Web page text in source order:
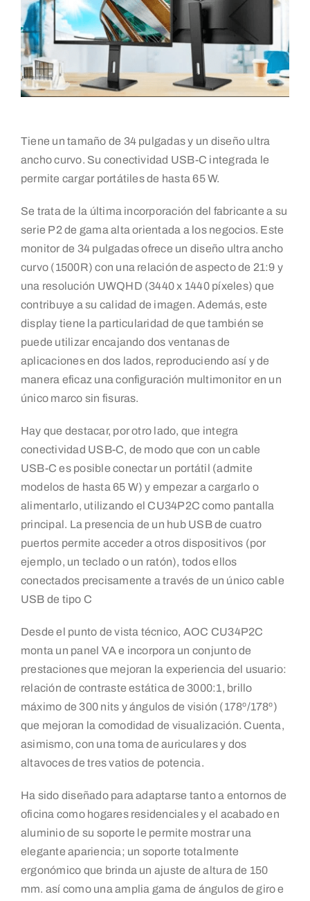
Tiene un tamaño de 34 pulgadas y un diseño ultra
ancho curvo. Su conectividad USB-C integrada le
permite cargar portátiles de hasta 65 W.
Se trata de la última incorporación del fabricante a su
serie P2 de gama alta orientada a los negocios. Este
monitor de 34 pulgadas ofrece un diseño ultra ancho
curvo (1500R) con una relación de aspecto de 21:9 y
una resolución UWQHD (3440 x 1440 píxeles) que
contribuye a su calidad de imagen. Además, este
display tiene la particularidad de que también se
puede utilizar encajando dos ventanas de
aplicaciones en dos lados, reproduciendo así y de
manera eficaz una configuración multimonitor en un
único marco sin fisuras.
Hay que destacar, por otro lado, que integra
conectividad USB-C, de modo que con un cable
USB-C es posible conectar un portátil (admite
modelos de hasta 65 W) y empezar a cargarlo o
alimentarlo, utilizando el CU34P2C como pantalla
principal. La presencia de un hub USB de cuatro
puertos permite acceder a otros dispositivos (por
ejemplo, un teclado o un ratón), todos ellos
conectados precisamente a través de un único cable
USB de tipo C
Desde el punto de vista técnico, AOC CU34P2C
monta un panel VA e incorpora un conjunto de
prestaciones que mejoran la experiencia del usuario:
relación de contraste estática de 3000:1, brillo
máximo de 300 nits y ángulos de visión (178º/178º)
que mejoran la comodidad de visualización. Cuenta,
asimismo, con una toma de auriculares y dos
altavoces de tres vatios de potencia.
Ha sido diseñado para adaptarse tanto a entornos de
oficina como hogares residenciales y el acabado en
aluminio de su soporte le permite mostrar una
elegante apariencia; un soporte totalmente
ergonómico que brinda un ajuste de altura de 150
mm. así como una amplia gama de ángulos de giro e